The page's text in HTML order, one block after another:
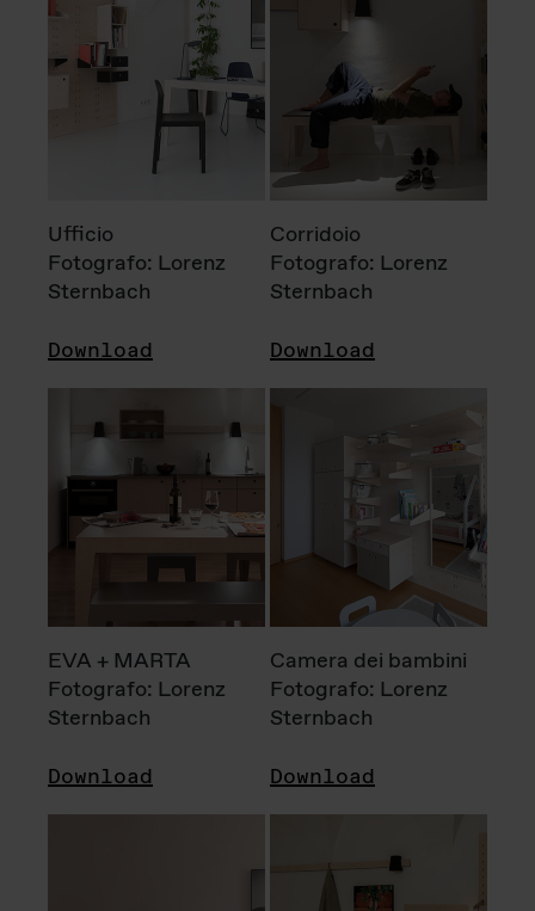
Ufficio
Fotografo: Lorenz
Sternbach
Download
Corridoio
Fotografo: Lorenz
Sternbach
Download
EVA + MARTA
Fotografo: Lorenz
Sternbach
Download
Camera dei bambini
Fotografo: Lorenz
Sternbach
Download